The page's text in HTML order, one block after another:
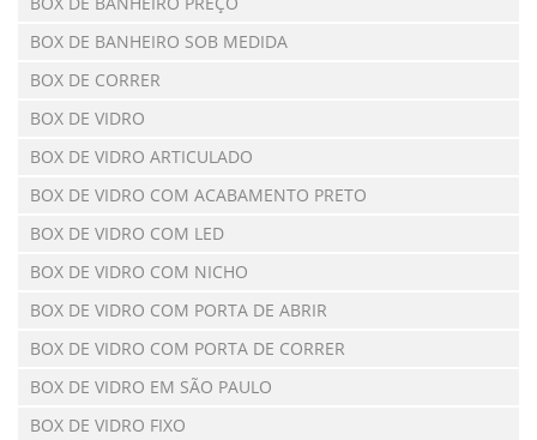
BOX DE BANHEIRO SOB MEDIDA
BOX DE CORRER
BOX DE VIDRO
BOX DE VIDRO ARTICULADO
BOX DE VIDRO COM ACABAMENTO PRETO
BOX DE VIDRO COM LED
BOX DE VIDRO COM NICHO
BOX DE VIDRO COM PORTA DE ABRIR
BOX DE VIDRO COM PORTA DE CORRER
BOX DE VIDRO EM SÃO PAULO
BOX DE VIDRO FIXO